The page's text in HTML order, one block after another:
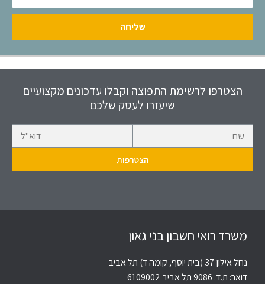
שליחה
הצטרפו לרשימת התפוצה וקבלו עדכונים מקצועיים
שיעזרו לעסק שלכם
משרד רואי חשבון בני גאון
נחל אילון 37 (בית יוסף, קומה ד) תל אביב
דואר: ת.ד. 9086 תל אביב 6109002